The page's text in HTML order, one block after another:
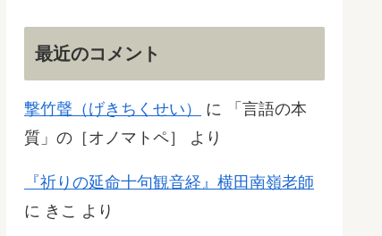
最近のコメント
撃竹聲（げきちくせい） に
「言語の本
質」の［オノマトペ］
より
『祈りの延命十句観音経』横田南嶺老師
に きこ より